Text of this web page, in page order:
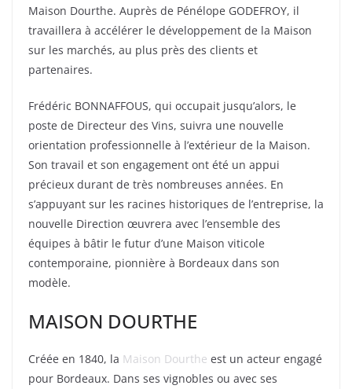
Maison Dourthe. Auprès de Pénélope GODEFROY, il
travaillera à accélérer le développement de la Maison
sur les marchés, au plus près des clients et
partenaires.
Frédéric BONNAFFOUS, qui occupait jusqu’alors, le
poste de Directeur des Vins, suivra une nouvelle
orientation professionnelle à l’extérieur de la Maison.
Son travail et son engagement ont été un appui
précieux durant de très nombreuses années. En
s’appuyant sur les racines historiques de l’entreprise, la
nouvelle Direction œuvrera avec l’ensemble des
équipes à bâtir le futur d’une Maison viticole
contemporaine, pionnière à Bordeaux dans son
modèle.
MAISON DOURTHE
Créée en 1840, la Maison Dourthe est un acteur engagé
pour Bordeaux. Dans ses vignobles ou avec ses